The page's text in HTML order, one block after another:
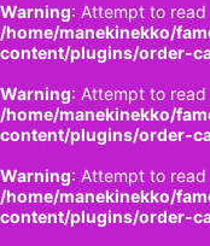
Warning: Attempt to
/home/manekinekko/
content/plugins/order-
Warning: Attempt to
/home/manekinekko/
content/plugins/order-
Warning: Attempt to
/home/manekinekko/
content/plugins/order-